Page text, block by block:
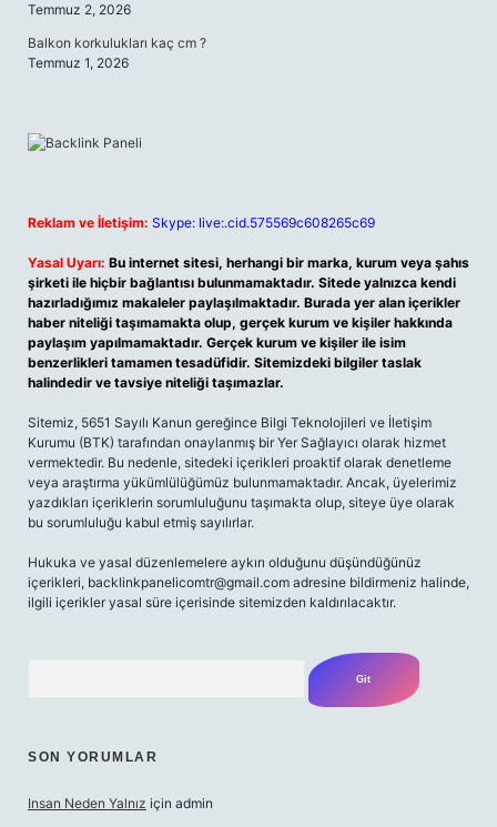
Temmuz 2, 2026
Balkon korkulukları kaç cm ?
Temmuz 1, 2026
Reklam ve İletişim: Skype: live:.cid.575569c608265c69
Yasal Uyarı: Bu internet sitesi, herhangi bir marka, kurum veya şahıs
şirketi ile hiçbir bağlantısı bulunmamaktadır. Sitede yalnızca kendi
hazırladığımız makaleler paylaşılmaktadır. Burada yer alan içerikler
haber niteliği taşımamakta olup, gerçek kurum ve kişiler hakkında
paylaşım yapılmamaktadır. Gerçek kurum ve kişiler ile isim
benzerlikleri tamamen tesadüfidir. Sitemizdeki bilgiler taslak
halindedir ve tavsiye niteliği taşımazlar.
Sitemiz, 5651 Sayılı Kanun gereğince Bilgi Teknolojileri ve İletişim
Kurumu (BTK) tarafından onaylanmış bir Yer Sağlayıcı olarak hizmet
vermektedir. Bu nedenle, sitedeki içerikleri proaktif olarak denetleme
veya araştırma yükümlülüğümüz bulunmamaktadır. Ancak, üyelerimiz
yazdıkları içeriklerin sorumluluğunu taşımakta olup, siteye üye olarak
bu sorumluluğu kabul etmiş sayılırlar.
Hukuka ve yasal düzenlemelere aykırı olduğunu düşündüğünüz
içerikleri, backlinkpanelicomtr@gmail.com adresine bildirmeniz halinde,
ilgili içerikler yasal süre içerisinde sitemizden kaldırılacaktır.
SON YORUMLAR
Insan Neden Yalnız için admin